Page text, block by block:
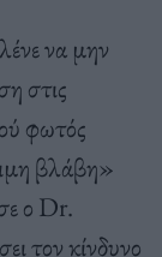
να μην
στις
φωτός
βλάβη»
ο Dr.
τον κίνδυνο